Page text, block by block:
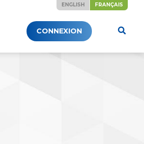
ENGLISH FRANÇAIS
CONNEXION